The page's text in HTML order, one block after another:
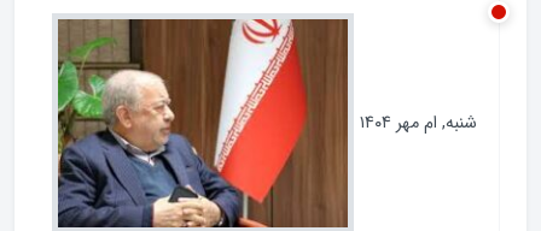
فرمانداران نیازمند چه اختیاراتی هستند ؟